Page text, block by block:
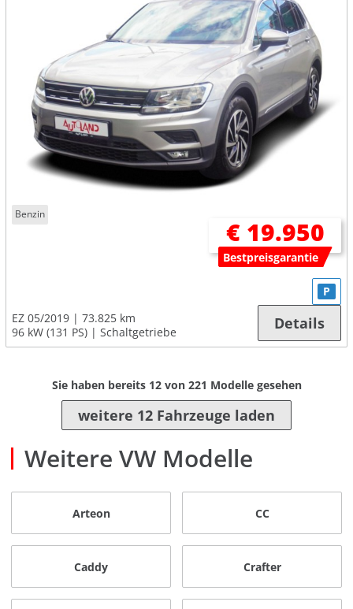
Benzin
€ 19.950
Bestpreisgarantie
EZ 05/2019
73.825 km
96 kW (131 PS)
Schaltgetriebe
P
Details
Sie haben bereits 12von 221 Modelle gesehen
weitere 12 Fahrzeuge laden
Weitere VW Modelle
Arteon CC
Caddy Crafter